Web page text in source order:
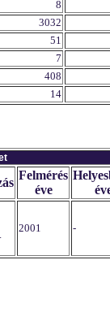
8
3032
51
7
408
14
Felmérés
éve
2001 -